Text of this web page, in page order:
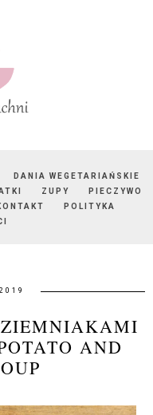
DANIA WEGETARIAŃSKIE
ZUPY
PIECZYWO
POLITYKA
AND